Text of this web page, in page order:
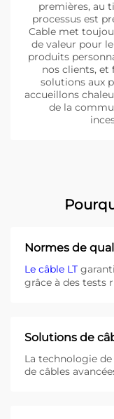
premières, au
processus est
Cable met
de valeur pour
produits
nos clients, et
solutions aux
accueillons
de la
Normes de
Le câble LT
grâce à des tests
Solutions de
La technologie
de câbles